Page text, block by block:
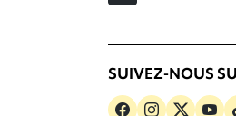
SUIVEZ-NOUS